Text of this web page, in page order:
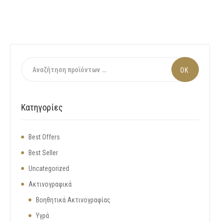
Κατηγορίες
Best Offers
Best Seller
Uncategorized
Ακτινογραφικά
Βοηθητικά Ακτινογραφίας
Υγρά